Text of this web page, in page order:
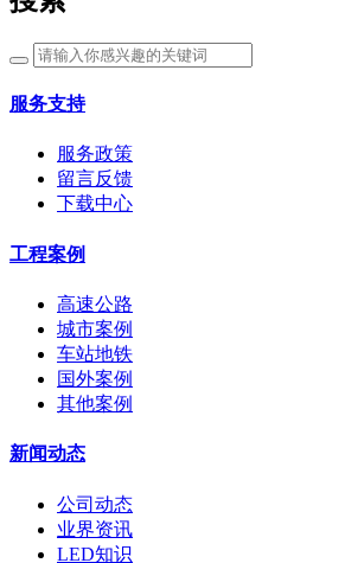
服务支持
服务政策
留言反馈
下载中心
工程案例
高速公路
城市案例
车站地铁
国外案例
其他案例
新闻动态
公司动态
业界资讯
LED知识